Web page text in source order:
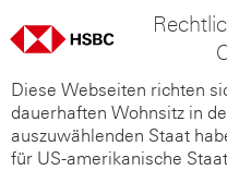
Diese Webseiten richten
dauerhaften Wohnsitz in
auszuwählenden Staat
für US-amerikanische